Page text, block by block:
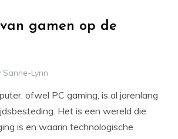
gamen op de
Sanne-Lynn
ofwel PC gaming, is al jarenlang
Het is een wereld die
is en waarin technologische